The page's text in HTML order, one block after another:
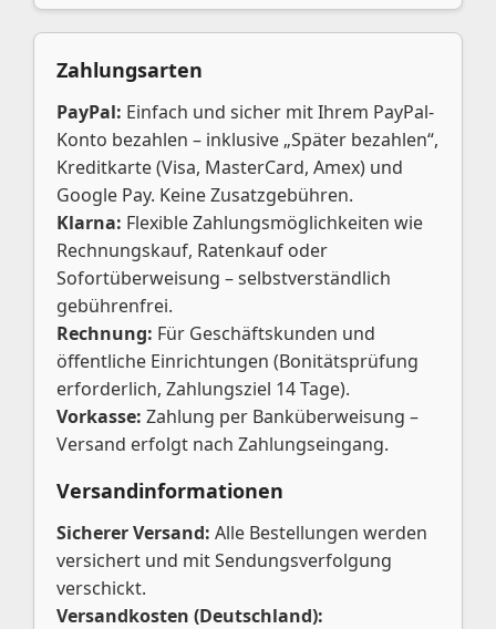
Zahlungsarten
PayPal: Einfach und sicher mit Ihrem PayPal-
Konto bezahlen – inklusive „Später bezahlen“,
Kreditkarte (Visa, MasterCard, Amex) und
Google Pay. Keine Zusatzgebühren.
Klarna: Flexible Zahlungsmöglichkeiten wie
Rechnungskauf, Ratenkauf oder
Sofortüberweisung – selbstverständlich
gebührenfrei.
Rechnung: Für Geschäftskunden und
öffentliche Einrichtungen (Bonitätsprüfung
erforderlich, Zahlungsziel 14 Tage).
Vorkasse: Zahlung per Banküberweisung –
Versand erfolgt nach Zahlungseingang.
Versandinformationen
Sicherer Versand: Alle Bestellungen werden
versichert und mit Sendungsverfolgung
verschickt.
Versandkosten (Deutschland):